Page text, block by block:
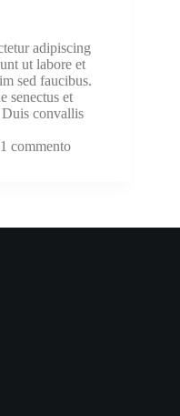
adipiscing
ut labore et
sed faucibus.
senectus et
convallis
1 commento